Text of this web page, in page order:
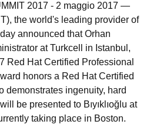
2017 - 2 maggio 2017 —
the world's leading provider of
announced that Orhan
at Turkcell in Istanbul,
Red Hat Certified Professional
honors a Red Hat Certified
demonstrates ingenuity, hard
be presented to Bıyıklıoğlu at
taking place in Boston.